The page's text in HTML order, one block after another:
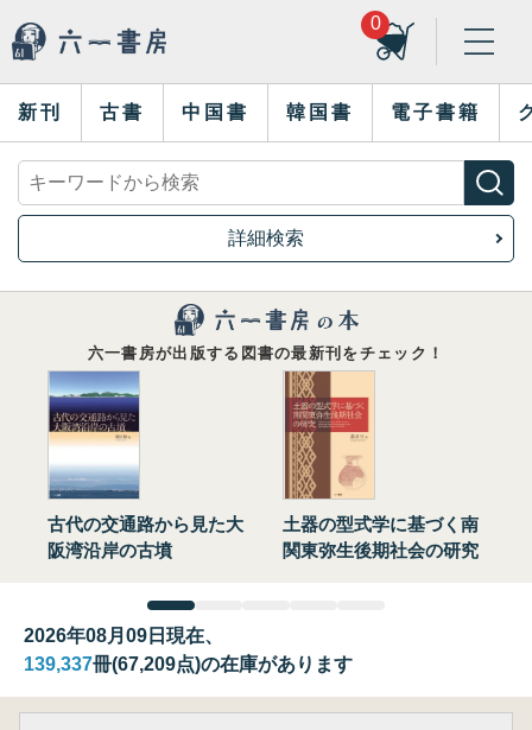
0
新刊 古書 中国書 韓国書 電子書籍
詳細検索
六一書房が出版する図書の最新刊をチェック！
古代の交通路から見た大
阪湾沿岸の古墳
土器の型式学に基づく南
関東弥生後期社会の研究
2026年08月09日現在、
139,337冊(67,209点)の在庫があります